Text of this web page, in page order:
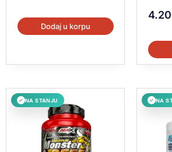
Dodaj u korpu
✓ NA STANJU ✓ NA